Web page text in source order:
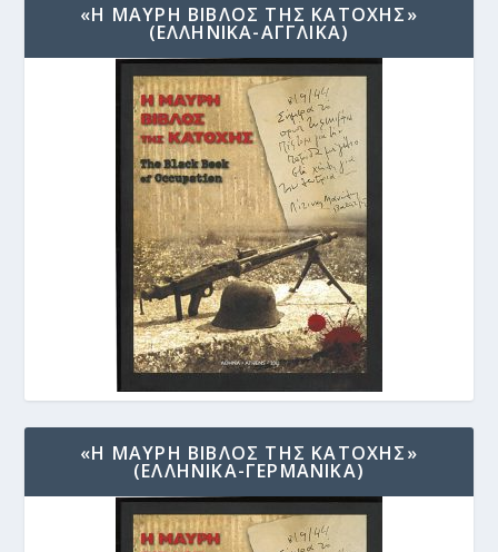
«Η ΜΑΥΡΗ ΒΙΒΛΟΣ ΤΗΣ ΚΑΤΟΧΗΣ»
(ΕΛΛΗΝΙΚΑ-ΑΓΓΛΙΚΑ)
«Η ΜΑΥΡΗ ΒΙΒΛΟΣ ΤΗΣ ΚΑΤΟΧΗΣ»
(ΕΛΛΗΝΙΚΑ-ΓΕΡΜΑΝΙΚΑ)